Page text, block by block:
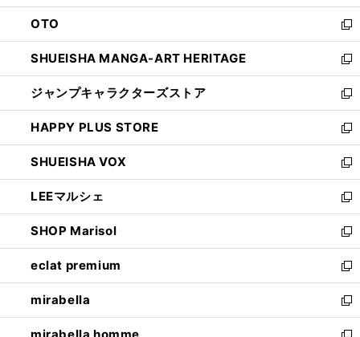
ウ
で
開
く
ン
ド
ウ
で
開
く
OTO
新
し
い
ウ
ィ
ン
ド
ウ
で
開
く
SHUEISHA MANGA-ART HERITAGE
新
し
い
ウ
ィ
ン
ド
ウ
で
開
く
ジャンプキャラクターズストア
新
し
い
ウ
ィ
ン
ド
ウ
で
開
く
HAPPY PLUS STORE
新
し
い
ウ
ィ
ン
ド
ウ
で
開
く
SHUEISHA VOX
新
し
い
ウ
ィ
ン
ド
ウ
で
開
く
LEEマルシェ
新
し
い
ウ
ィ
ン
ド
ウ
SHOP Marisol
新
し
い
ウ
ィ
ン
eclat premium
新
し
い
ウ
mirabella
新
し